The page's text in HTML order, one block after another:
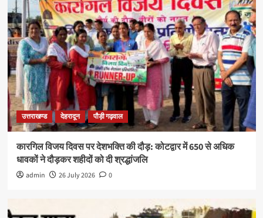
उत्तराखण्ड देहरादून पौड़ी गढ़वाल
कारगिल विजय दिवस पर देशभक्ति की दौड़: कोटद्वार में 650 से अधिक
धावकों ने दौड़कर शहीदों को दी श्रद्धांजलि
admin 26 July 2026 0